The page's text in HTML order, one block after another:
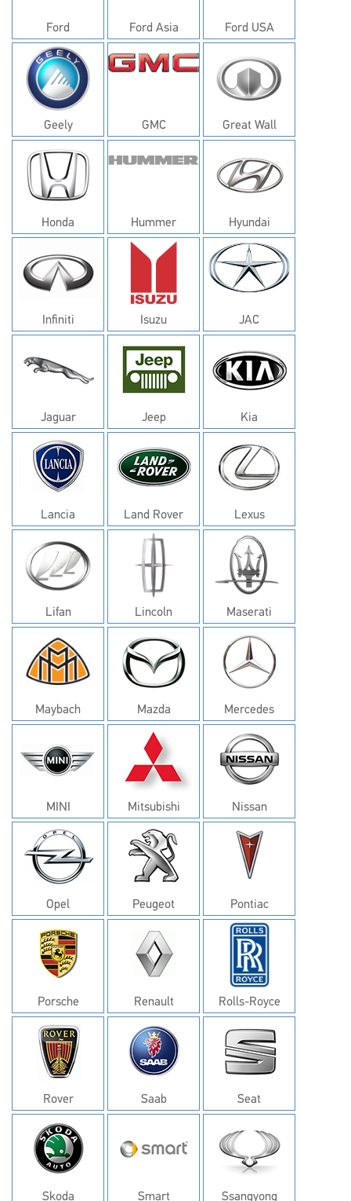
Ford Ford Asia Ford USA
Geely GMC Great Wall
Honda Hummer Hyundai
Infiniti Isuzu JAC
Jaguar Jeep Kia
Lancia Land Rover Lexus
Lifan Lincoln Maserati
Maybach Mazda Mercedes
MINI Mitsubishi Nissan
Opel Peugeot Pontiac
Porsche Renault Rolls-Royce
Rover Saab Seat
Skoda Smart Ssangyong